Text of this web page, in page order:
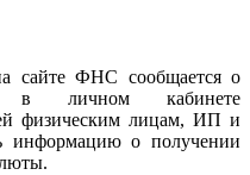
сайте ФНС сообщается о
в личном кабинете
физическим лицам, ИП и
информацию о получении